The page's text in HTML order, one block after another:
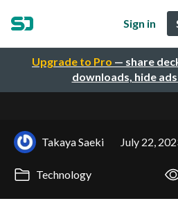
Upgrade to Pro — share
downloads, hide
Sign in
Takaya Saeki July 22,
Technology